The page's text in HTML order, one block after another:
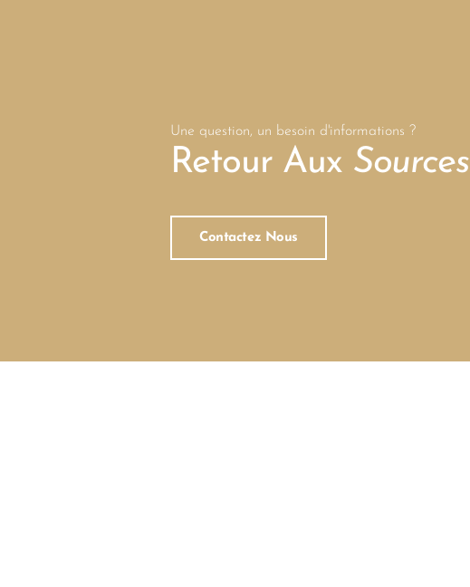
Une question, un besoin d'informations ?
Retour Aux Sources
Contactez Nous